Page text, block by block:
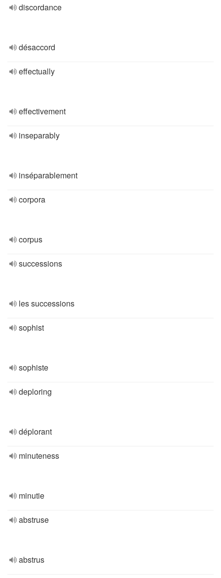
discordance
désaccord
effectually
effectivement
inseparably
inséparablement
corpora
corpus
successions
les successions
sophist
sophiste
deploring
déplorant
minuteness
minutie
abstruse
abstrus